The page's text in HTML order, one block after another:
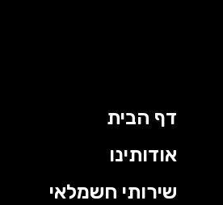
דף הבית
אודותינו
שירותי חשמלאי